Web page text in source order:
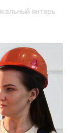
янтарь